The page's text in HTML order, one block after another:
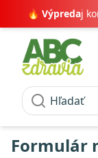
🔥 Výpredaj
Formulár